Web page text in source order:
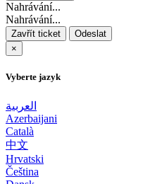
Nahrávání...
Nahrávání...
Zavřít ticket
Odeslat
×
Vyberte jazyk
العربية
Azerbaijani
Català
中文
Hrvatski
Čeština